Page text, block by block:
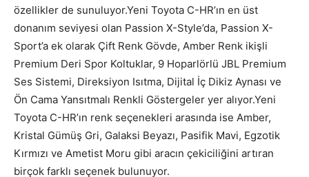
özellikler de sunuluyor.Yeni Toyota C-HR’ın en üst
donanım seviyesi olan Passion X-Style’da, Passion X-
Sport’a ek olarak Çift Renk Gövde, Amber Renk ikişli
Premium Deri Spor Koltuklar, 9 Hoparlörlü JBL Premium
Ses Sistemi, Direksiyon Isıtma, Dijital İç Dikiz Aynası ve
Ön Cama Yansıtmalı Renkli Göstergeler yer alıyor.Yeni
Toyota C-HR’ın renk seçenekleri arasında ise Amber,
Kristal Gümüş Gri, Galaksi Beyazı, Pasifik Mavi, Egzotik
Kırmızı ve Ametist Moru gibi aracın çekiciliğini artıran
birçok farklı seçenek bulunuyor.